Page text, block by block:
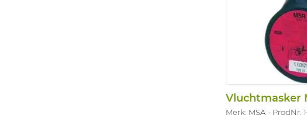
Vluchtmasker
Merk: MSA ProdNr.